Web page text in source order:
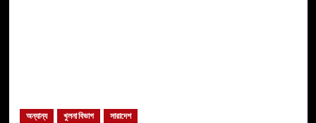
অন্যান্য খুলনা বিভাগ সারাদেশ